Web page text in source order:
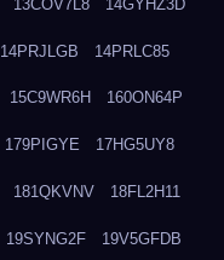
13COV7L8 14GYHZ3D
14PRJLGB 14PRLC85
15C9WR6H 160ON64P
179PIGYE 17HG5UY8
181QKVNV 18FL2H11
19SYNG2F 19V5GFDB